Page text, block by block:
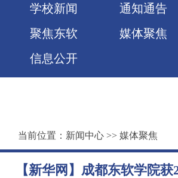
学校新闻
通知通告
聚焦东软
媒体聚焦
信息公开
当前位置： 新闻中心 >> 媒体聚焦
【新华网】成都东软学院